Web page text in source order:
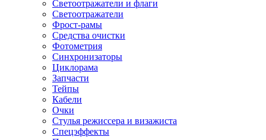
Светоотражатели и флаги
Светоотражатели
Фрост-рамы
Средства очистки
Фотометрия
Синхронизаторы
Циклорама
Запчасти
Тейпы
Кабели
Очки
Стулья режиссера и визажиста
Спецэффекты